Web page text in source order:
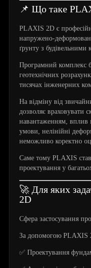
📌 Що таке
PLAXIS 2D є
напружено-
ґрунту з будівельними
Програмний комплекс
геотехнічних
тисячах інженерних
На відміну від
дозволяє враховувати
навантаженням, вплив
умови, нелінійні
неможливо коректно
Саме тому PLAXIS
проектування у
🚀 Для яких
2D
Сфера застосування
За допомогою PLAXIS
✅ Проектування